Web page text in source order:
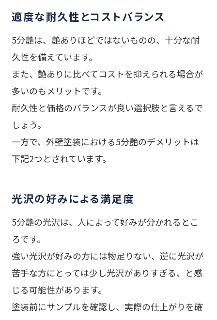
適度な耐久性とコストバランス
5分艶は、艶ありほどではないものの、十分な耐
久性を備えています。
また、艶ありに比べてコストを抑えられる場合が
多いのもメリットです。
耐久性と価格のバランスが良い選択肢と言えるで
しょう。
一方で、外壁塗装における5分艶のデメリットは
下記2つとされています。
光沢の好みによる満足度
5分艶の光沢は、人によって好みが分かれるとこ
ろです。
強い光沢が好みの方には物足りない、逆に光沢が
苦手な方にとっては少し光沢がありすぎる、と感
じる可能性があります。
塗装前にサンプルを確認し、実際の仕上がりを確